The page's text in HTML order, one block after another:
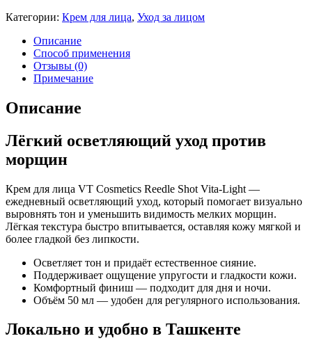
Категории: Крем для лица, Уход за лицом
Описание
Способ применения
Отзывы (0)
Примечание
Описание
Лёгкий осветляющий уход против
морщин
Крем для лица VT Cosmetics Reedle Shot Vita-Light —
ежедневный осветляющий уход, который помогает визуально
выровнять тон и уменьшить видимость мелких морщин.
Лёгкая текстура быстро впитывается, оставляя кожу мягкой и
более гладкой без липкости.
Осветляет тон и придаёт естественное сияние.
Поддерживает ощущение упругости и гладкости кожи.
Комфортный финиш — подходит для дня и ночи.
Объём 50 мл — удобен для регулярного использования.
Локально и удобно в Ташкенте